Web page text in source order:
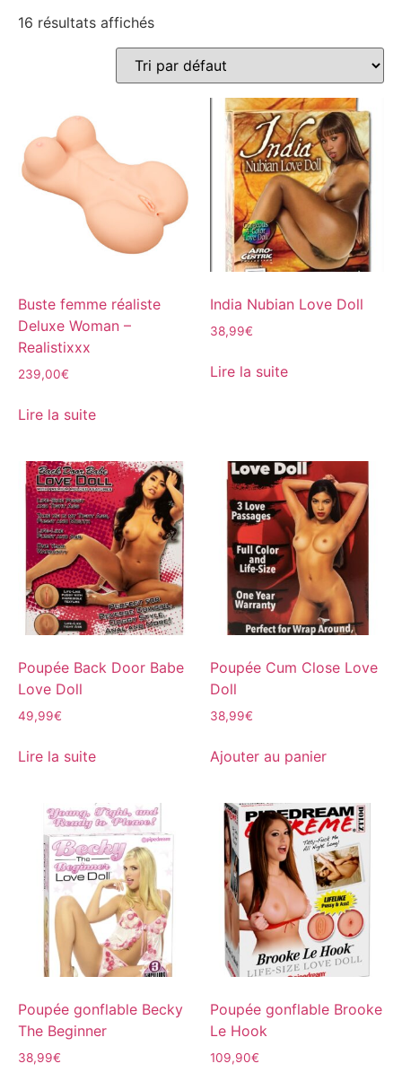
16 résultats affichés
Buste femme réaliste
Deluxe Woman –
Realistixxx
239,00€
Lire la suite
India Nubian Love Doll
38,99€
Lire la suite
Poupée Back Door Babe
Love Doll
49,99€
Lire la suite
Poupée Cum Close Love
Doll
38,99€
Ajouter au panier
Poupée gonflable Becky
The Beginner
38,99€
Poupée gonflable Brooke
Le Hook
109,90€